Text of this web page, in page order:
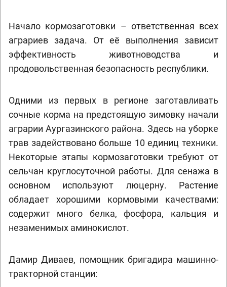
Начало кормозаготовки – ответственная всех
аграриев задача. От её выполнения зависит
эффективность животноводства и
продовольственная безопасность республики.
Одними из первых в регионе заготавливать
сочные корма на предстоящую зимовку начали
аграрии Аургазинского района. Здесь на уборке
трав задействовано больше 10 единиц техники.
Некоторые этапы кормозаготовки требуют от
сельчан круглосуточной работы. Для сенажа в
основном используют люцерну. Растение
обладает хорошими кормовыми качествами:
содержит много белка, фосфора, кальция и
незаменимых аминокислот.
Дамир Диваев, помощник бригадира машинно-
тракторной станции: